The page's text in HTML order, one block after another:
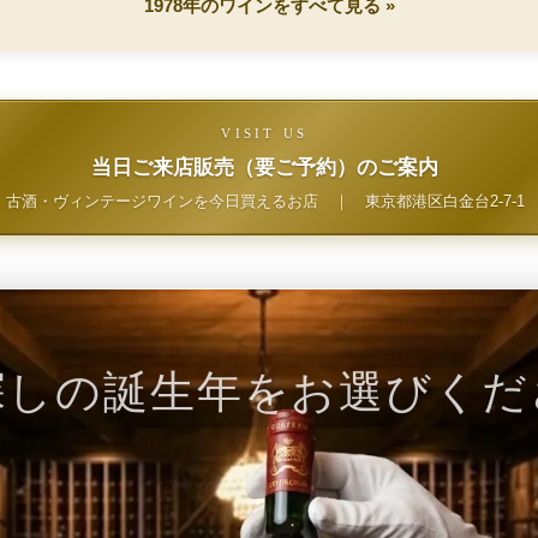
1978年のワインをすべて見る »
VISIT US
当日ご来店販売（要ご予約）のご案内
古酒・ヴィンテージワインを今日買えるお店｜ 東京都港区白金台2-7-1
の誕生年をお選びく